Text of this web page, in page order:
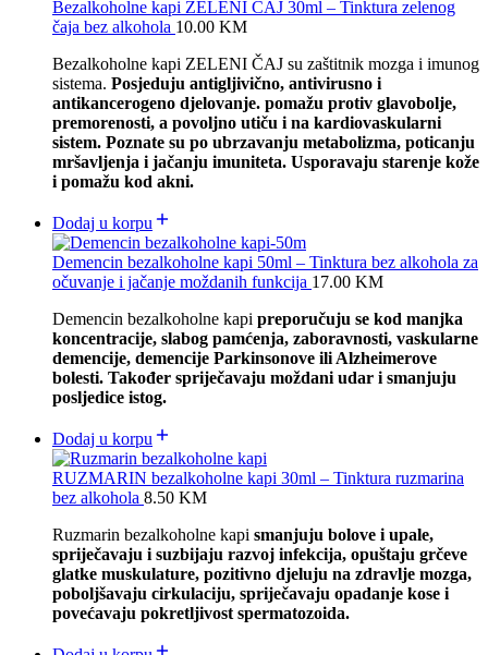
Bezalkoholne kapi ZELENI ČAJ 30ml – Tinktura zelenog
čaja bez alkohola 10.00 KM
Bezalkoholne kapi ZELENI ČAJ su zaštitnik mozga i imunog
sistema. Posjeduju antigljivično, antivirusno i
antikancerogeno djelovanje. pomažu protiv glavobolje,
premorenosti, a povoljno utiču i na kardiovaskularni
sistem. Poznate su po ubrzavanju metabolizma, poticanju
mršavljenja i jačanju imuniteta. Usporavaju starenje kože
i pomažu kod akni.
Dodaj u korpu
Demencin bezalkoholne kapi 50ml – Tinktura bez alkohola za
očuvanje i jačanje moždanih funkcija 17.00 KM
Demencin bezalkoholne kapi preporučuju se kod manjka
koncentracije, slabog pamćenja, zaboravnosti, vaskularne
demencije, demencije Parkinsonove ili Alzheimerove
bolesti. Također spriječavaju moždani udar i smanjuju
posljedice istog.
Dodaj u korpu
RUZMARIN bezalkoholne kapi 30ml – Tinktura ruzmarina
bez alkohola 8.50 KM
Ruzmarin bezalkoholne kapi smanjuju bolove i upale,
spriječavaju i suzbijaju razvoj infekcija, opuštaju grčeve
glatke muskulature, pozitivno djeluju na zdravlje mozga,
poboljšavaju cirkulaciju, spriječavaju opadanje kose i
povećavaju pokretljivost spermatozoida.